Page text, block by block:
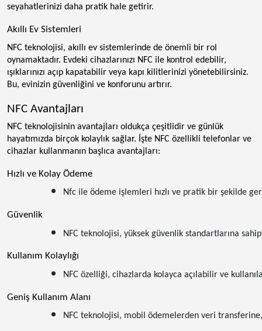
seyahatlerinizi daha pratik hale getirir.
Akıllı Ev Sistemleri
NFC teknolojisi, akıllı ev sistemlerinde de önemli bir rol
oynamaktadır. Evdeki cihazlarınızı NFC ile kontrol edebilir,
ışıklarınızı açıp kapatabilir veya kapı kilitlerinizi yönetebilirsiniz.
Bu, evinizin güvenliğini ve konforunu artırır.
NFC Avantajları
NFC teknolojisinin avantajları oldukça çeşitlidir ve günlük
hayatımızda birçok kolaylık sağlar. İşte NFC özellikli telefonlar ve
cihazlar kullanmanın başlıca avantajları:
Hızlı ve Kolay Ödeme
Nfc ile ödeme işlemleri hızlı ve pratik bir şekilde
Güvenlik
NFC teknolojisi, yüksek güvenlik standartlarına
Kullanım Kolaylığı
NFC özelliği, cihazlarda kolayca açılabilir ve
Geniş Kullanım Alanı
NFC teknolojisi, mobil ödemelerden veri